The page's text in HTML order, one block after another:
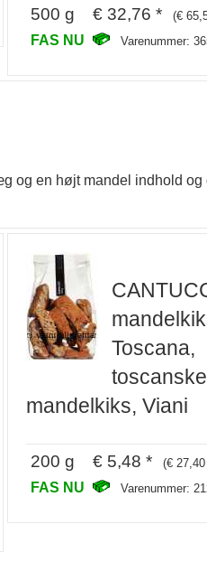
500 g € 32,76 * (€
FAS NU Varenummer:
og en højt mandel indhold
Toscana,
toscanske
mandelkiks, Viani
200 g € 5,48 * (€
FAS NU Varenummer: